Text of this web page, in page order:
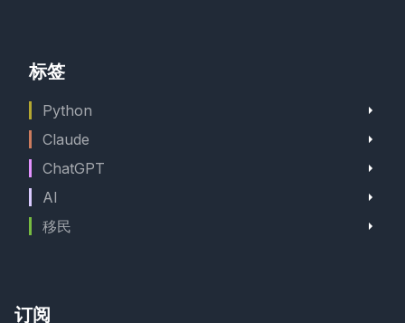
标签
Python
Claude
ChatGPT
AI
移民
订阅